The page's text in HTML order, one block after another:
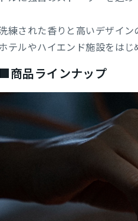
練された⾹りと⾼いデザイ
テルやハイエンド施設をはじ
■商品ラインナップ